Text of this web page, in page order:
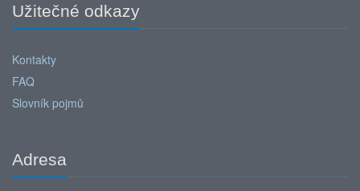
Užitečné odkazy
Kontakty
FAQ
Slovník pojmů
Adresa